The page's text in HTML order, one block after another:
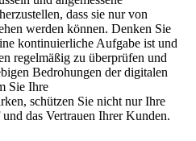
dass sie nur von
werden können. Denken Sie
kontinuierliche Aufgabe ist und
regelmäßig zu überprüfen und
Bedrohungen der digitalen
Sie Ihre
schützen Sie nicht nur Ihre
das Vertrauen Ihrer Kunden.